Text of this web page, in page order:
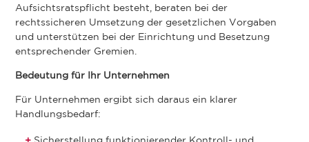
Aufsichtsratspflicht besteht, beraten bei der
rechtssicheren Umsetzung der gesetzlichen Vorgaben
und unterstützen bei der Einrichtung und Besetzung
entsprechender Gremien.
Bedeutung für Ihr Unternehmen
Für Unternehmen ergibt sich daraus ein klarer
Handlungsbedarf: